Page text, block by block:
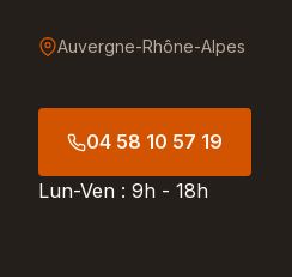
Auvergne-Rhône-Alpes
04 58 10 57 19
Lun-Ven : 9h - 18h